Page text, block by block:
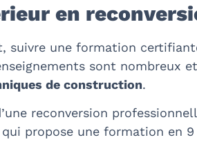
en
suivre une formation
sont nombreux
de construction.
reconversion
qui propose une formation en